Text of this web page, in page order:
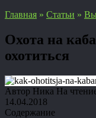
Главная » Статьи »
Охота на
охотиться
Автор Ника На
14.04.2018
Содержание